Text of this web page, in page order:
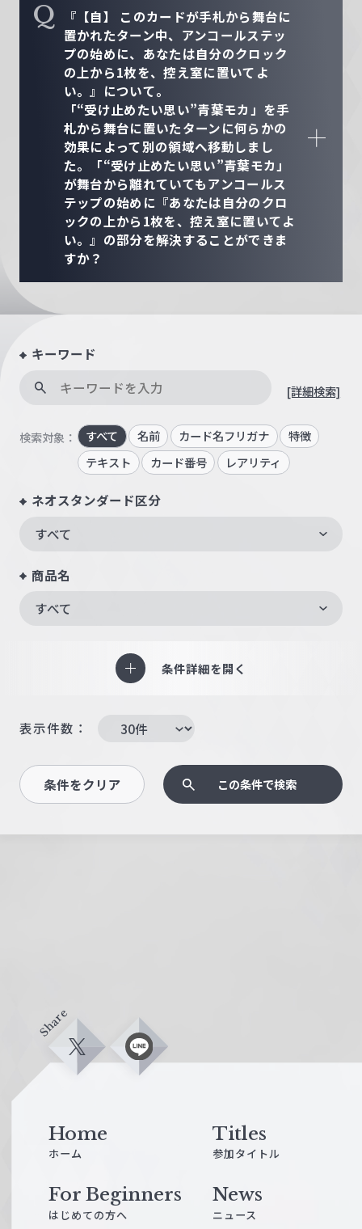
Q
『【自】 このカードが手札から舞台に
置かれたターン中、アンコールステッ
プの始めに、あなたは自分のクロック
の上から1枚を、控え室に置いてよ
い。』について。
「“受け止めたい思い”青葉モカ」を手
札から舞台に置いたターンに何らかの
効果によって別の領域へ移動しまし
た。「“受け止めたい思い”青葉モカ」
が舞台から離れていてもアンコールス
テップの始めに『あなたは自分のクロ
ックの上から1枚を、控え室に置いてよ
い。』の部分を解決することができま
すか？
キーワード
[詳細検索]
検索対象： すべて 名前 カード名フリガナ
特徴
テキスト
カード番号 レアリティ
ネオスタンダード区分
すべて
商品名
すべて
条件詳細を開く
表示件数：
条件をクリア この条件で検索
Share
X L
Home
ホーム
Titles
参加タイトル
For Beginners
はじめての方へ
News
ニュース